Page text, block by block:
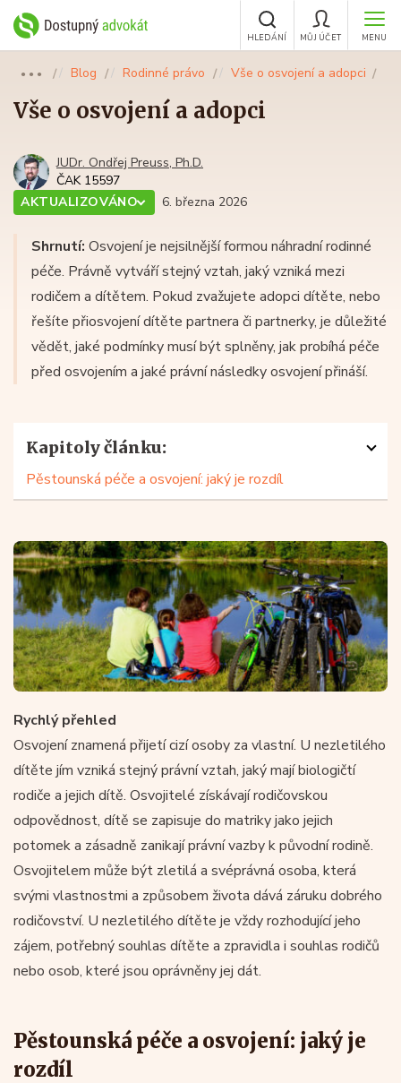
MENU
MŮJ ÚČET
HLEDÁNÍ
●●● Blog Rodinné právo Vše o osvojení a adopci
Vše o osvojení a adopci
JUDr. Ondřej Preuss, Ph.D.
ČAK 15597
AKTUALIZOVÁNO
6. března 2026
Shrnutí: Osvojení je nejsilnější formou náhradní rodinné
péče. Právně vytváří stejný vztah, jaký vzniká mezi
rodičem a dítětem. Pokud zvažujete adopci dítěte, nebo
řešíte přiosvojení dítěte partnera či partnerky, je důležité
vědět, jaké podmínky musí být splněny, jak probíhá péče
před osvojením a jaké právní následky osvojení přináší.
Kapitoly článku:
Pěstounská péče a osvojení: jaký je rozdíl
Rychlý přehled
Osvojení znamená přijetí cizí osoby za vlastní. U nezletilého
dítěte jím vzniká stejný právní vztah, jaký mají biologičtí
rodiče a jejich dítě. Osvojitelé získávají rodičovskou
odpovědnost, dítě se zapisuje do matriky jako jejich
potomek a zásadně zanikají právní vazby k původní rodině.
Osvojitelem může být zletilá a svéprávná osoba, která
svými vlastnostmi a způsobem života dává záruku dobrého
rodičovství. U nezletilého dítěte je vždy rozhodující jeho
zájem, potřebný souhlas dítěte a zpravidla i souhlas rodičů
nebo osob, které jsou oprávněny jej dát.
Pěstounská péče a osvojení: jaký je
rozdíl